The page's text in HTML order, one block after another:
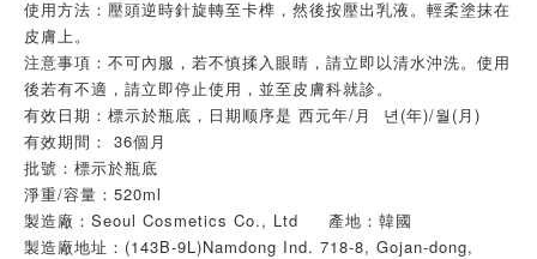
使用方法：壓頭逆時針旋轉至卡榫，然後按壓出乳液。輕柔塗抹在
皮膚上。
注意事項：不可內服，若不慎揉入眼睛，請立即以清水沖洗。使用
後若有不適，請立即停止使用，並至皮膚科就診。
有效日期：標示於瓶底，日期顺序是 西元年/月 년(年)/월(月)
有效期間： 36個月
批號：標示於瓶底
淨重/容量：520ml
製造廠：Seoul Cosmetics Co., Ltd 產地：韓國
製造廠地址：(143B-9L)Namdong Ind. 718-8, Gojan-dong,